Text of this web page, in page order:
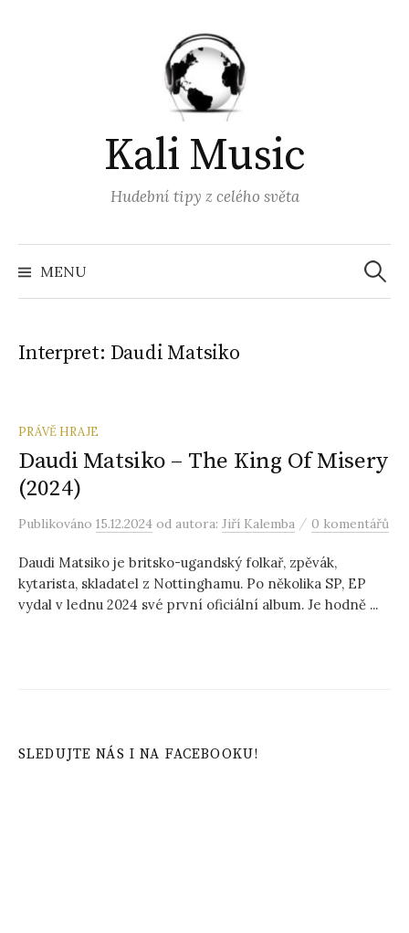
Kali Music
Hudební tipy z celého světa
MENU
Interpret: Daudi Matsiko
PRÁVĚ HRAJE
Daudi Matsiko – The King Of Misery
(2024)
Publikováno 15.12.2024 od autora: Jiří Kalemba / 0 komentářů
Daudi Matsiko je britsko-ugandský folkař, zpěvák,
kytarista, skladatel z Nottinghamu. Po několika SP, EP
vydal v lednu 2024 své první oficiální album. Je hodně ...
SLEDUJTE NÁS I NA FACEBOOKU!